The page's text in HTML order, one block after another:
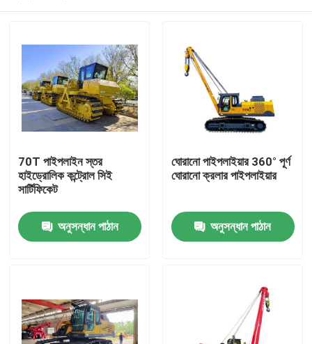
ভিডিও
70T পাইপলাইন স্তর
হাইড্রোলিক কন্ট্রোল সিই
সার্টিফিকেট
অনুসন্ধান পাঠান
ঘোরানো পাইপলাইয়ার 360° পূর্ণ
ঘোরানো ক্রলার পাইপলাইয়ার
অনুসন্ধান পাঠান